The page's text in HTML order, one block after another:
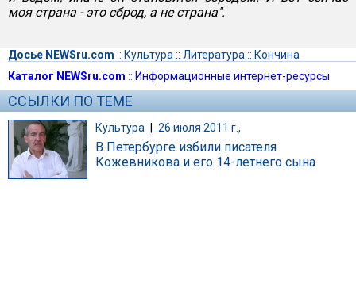
моя страна - это сброд, а не страна".
Досье NEWSru.com :: Культура :: Литература :: Кончина
Каталог NEWSru.com :: Информационные интернет-ресурсы
ССЫЛКИ ПО ТЕМЕ
Культура | 26 июля 2011 г.,
В Петербурге избили писателя
Кожевникова и его 14-летнего сына